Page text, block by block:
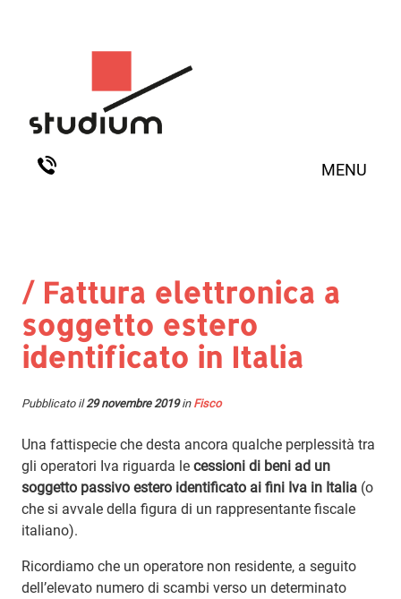
MENU
/ Fattura elettronica a
soggetto estero
identificato in Italia
Pubblicato il29 novembre 2019in Fisco
Una fattispecie che desta ancora qualche perplessità tra
gli operatori Iva riguarda le cessioni di beni ad un
soggetto passivo estero identificato ai fini Iva in Italia (o
che si avvale della figura di un rappresentante fiscale
italiano).
Ricordiamo che un operatore non residente, a seguito
dell’elevato numero di scambi verso un determinato